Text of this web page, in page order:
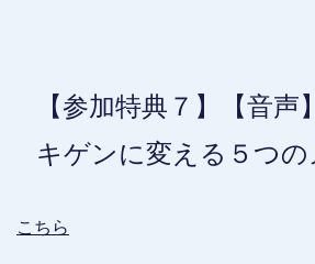
【参加特典７】【音声
キゲンに変える５つの
こちら